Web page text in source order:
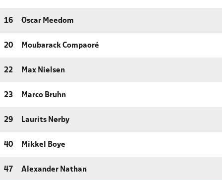
16 Oscar Meedom
20 Moubarack Compaoré
22 Max Nielsen
23 Marco Bruhn
29 Laurits Nørby
40 Mikkel Boye
47 Alexander Nathan